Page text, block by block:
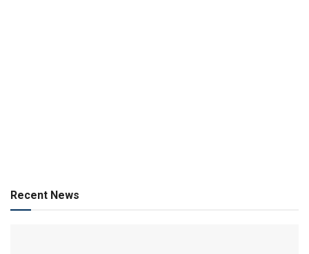
Recent News